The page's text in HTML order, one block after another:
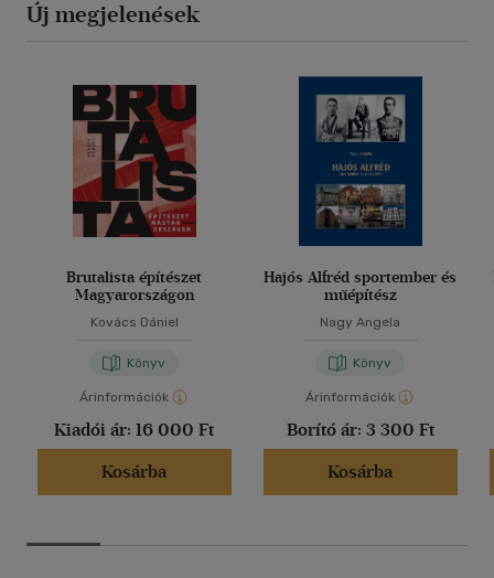
Új megjelenések
Brutalista építészet
Magyarországon
Kovács Dániel
Könyv
Árinformációk
Kiadói ár: 16 000 Ft
Kosárba
Hajós Alfréd sportember és
műépítész
Nagy Angela
Könyv
Árinformációk
Borító ár: 3 300 Ft
Kosárba